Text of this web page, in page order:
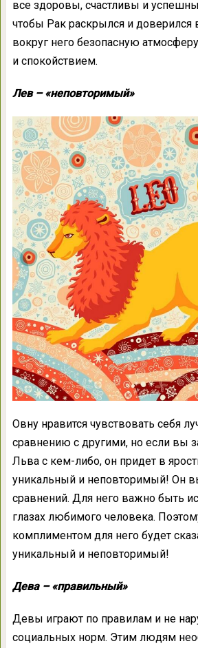
все здоровы, счастливы и
чтобы Рак раскрылся и доверился
вокруг него безопасную
и спокойствием.
Лев – «неповторимый»
Овну нравится чувствовать себя
сравнению с другими, но если вы
Льва с кем-либо, он придет в
уникальный и неповторимый! Он
сравнений. Для него важно быть
глазах любимого человека.
комплиментом для него будет
уникальный и неповторимый!
Дева – «правильный»
Девы играют по правилам и не
социальных норм. Этим людям